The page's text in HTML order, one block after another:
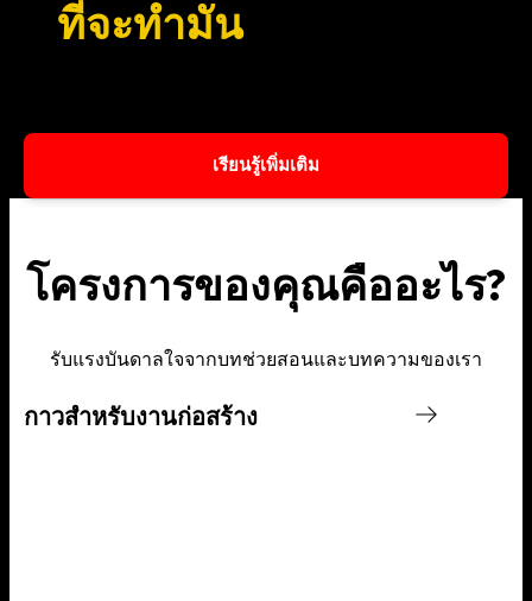
ที่จะทำมัน
เรียนรู้เพิ่มเติม
โครงการของคุณคืออะไร?
รับแรงบันดาลใจจากบทช่วยสอนและบทความของเรา
กาวสำหรับงานก่อสร้าง